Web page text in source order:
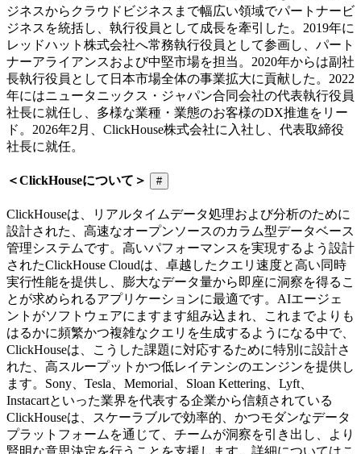
ジネスからクラウドビジネスまで幅広い領域でパートナービ
ジネスを統括し、執行役員として成長を牽引した。2019年に
レッドハット株式会社へ常務執行役員として参画し、パート
ナーアライアンスおよび中堅市場を担当。2020年からは副社
長執行役員として日本市場全体の事業拡大に貢献した。2022
年にはニュータニックス・ジャパン合同会社の代表執行役員
社長に就任し、多様な業種・業態のお客様のDX推進をリー
ド。2026年2月、ClickHouse株式会社に入社し、代表取締役
社長に就任。
＜ClickHouseについて＞ #
ClickHouseは、リアルタイムデータ処理および分析のために
設計された、高速なオープンソースのカラム型データベース
管理システムです。高いパフォーマンスを実現するよう設計
されたClickHouse Cloudは、卓越したクエリ速度と高い同時
実行性能を提供し、膨大なデータ量から即座に洞察を得るこ
とが求められるアプリケーションに最適です。AIエージェ
ントがソフトウェアにますます組み込まれ、これまでよりも
はるかに頻繁かつ複雑なクエリを生成するようになる中で、
ClickHouseは、こうした課題に対応するために特別に設計さ
れた、高スループットかつ低レイテンシのエンジンを提供し
ます。Sony、Tesla、Memorial、Sloan Kettering、Lyft、
Instacartといった業界を代表する企業から信頼されている
ClickHouseは、スケーラブルで効率的、かつモダンなデータ
プラットフォームを通じて、チームが洞察を引き出し、より